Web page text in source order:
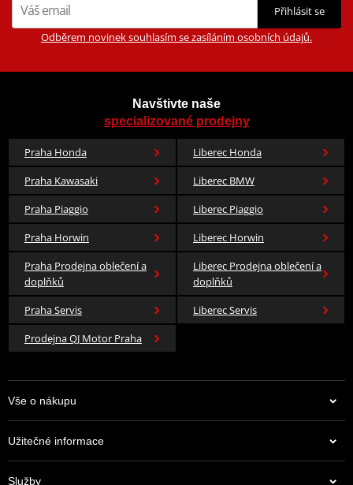
Přihlásit se
Odběrem novinek souhlasím se zasíláním osobních údajů.
Navštivte naše
specializované prodejny
Praha Honda
Liberec Honda
Praha Kawasaki
Liberec BMW
Praha Piaggio
Liberec Piaggio
Praha Horwin
Liberec Horwin
Praha Prodejna oblečení a
doplňků
Liberec Prodejna oblečení a
doplňků
Praha Servis
Liberec Servis
Prodejna QJ Motor Praha
Vše o nákupu
Užitečné informace
Služby